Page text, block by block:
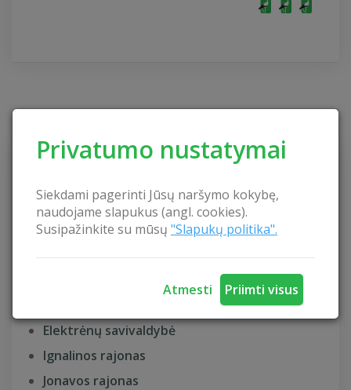
Privatumo nustatymai
Siekdami pagerinti Jūsų naršymo kokybę,
naudojame slapukus (angl. cookies).
Susipažinkite su mūsų "Slapukų politika".
Atmesti Priimti visus
Alytaus rajonas
Anykščių rajonas
Birštono savivaldybė
Elektrėnų savivaldybė
Ignalinos rajonas
Jonavos rajonas